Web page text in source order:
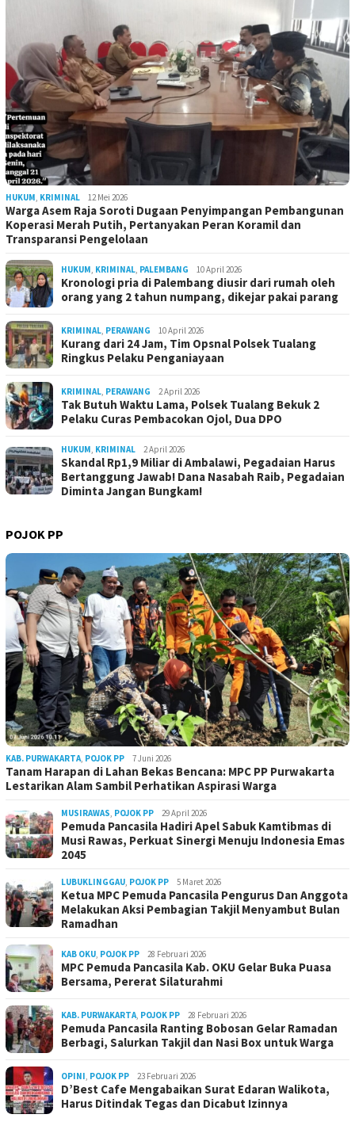
HUKUM, KRIMINAL 12 Mei 2026
Warga Asem Raja Soroti Dugaan Penyimpangan Pembangunan
Koperasi Merah Putih, Pertanyakan Peran Koramil dan
Transparansi Pengelolaan
HUKUM, KRIMINAL, PALEMBANG 10 April 2026
Kronologi pria di Palembang diusir dari rumah oleh
orang yang 2 tahun numpang, dikejar pakai parang
KRIMINAL, PERAWANG 10 April 2026
Kurang dari 24 Jam, Tim Opsnal Polsek Tualang
Ringkus Pelaku Penganiayaan
KRIMINAL, PERAWANG 2 April 2026
Tak Butuh Waktu Lama, Polsek Tualang Bekuk 2
Pelaku Curas Pembacokan Ojol, Dua DPO
HUKUM, KRIMINAL 2 April 2026
Skandal Rp1,9 Miliar di Ambalawi, Pegadaian Harus
Bertanggung Jawab! Dana Nasabah Raib, Pegadaian
Diminta Jangan Bungkam!
POJOK PP
KAB. PURWAKARTA, POJOK PP 7 Juni 2026
Tanam Harapan di Lahan Bekas Bencana: MPC PP Purwakarta
Lestarikan Alam Sambil Perhatikan Aspirasi Warga
MUSIRAWAS, POJOK PP 29 April 2026
Pemuda Pancasila Hadiri Apel Sabuk Kamtibmas di
Musi Rawas, Perkuat Sinergi Menuju Indonesia Emas
2045
LUBUKLINGGAU, POJOK PP 5 Maret 2026
Ketua MPC Pemuda Pancasila Pengurus Dan Anggota
Melakukan Aksi Pembagian Takjil Menyambut Bulan
Ramadhan
KAB OKU, POJOK PP 28 Februari 2026
MPC Pemuda Pancasila Kab. OKU Gelar Buka Puasa
Bersama, Pererat Silaturahmi
KAB. PURWAKARTA, POJOK PP 28 Februari 2026
Pemuda Pancasila Ranting Bobosan Gelar Ramadan
Berbagi, Salurkan Takjil dan Nasi Box untuk Warga
OPINI, POJOK PP 23 Februari 2026
D’Best Cafe Mengabaikan Surat Edaran Walikota,
Harus Ditindak Tegas dan Dicabut Izinnya